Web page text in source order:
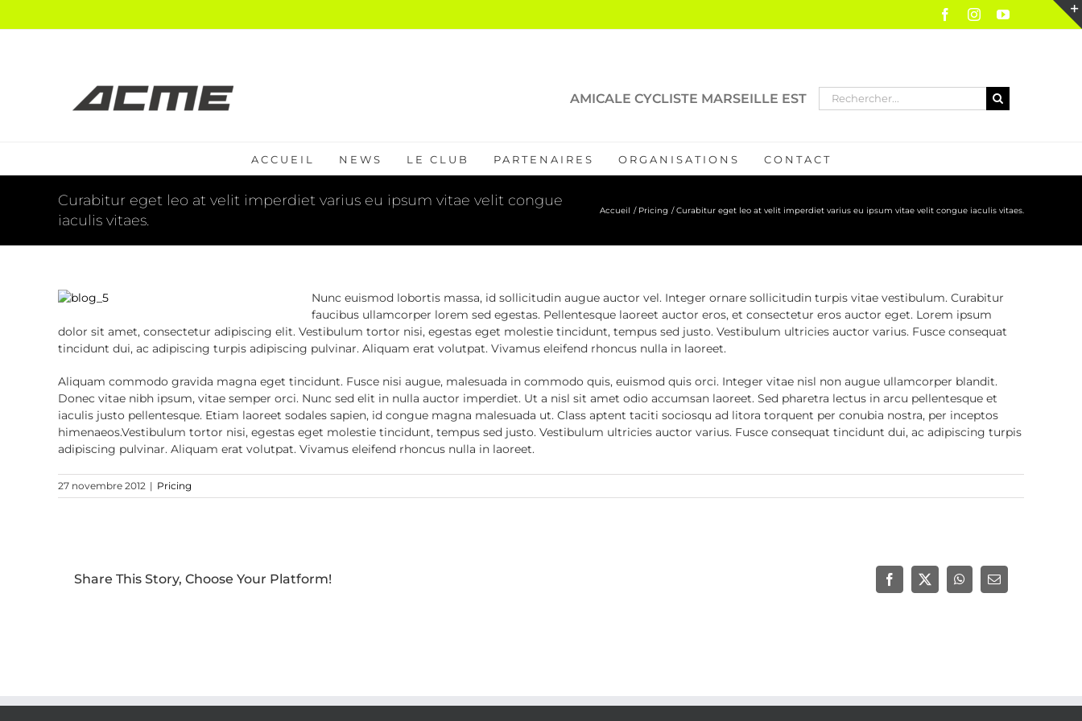
FacebookInstagramYouTube
AMICALE CYCLISTE MARSEILLE EST Rechercher:
ACCUEIL NEWS LE CLUB PARTENAIRES ORGANISATIONS CONTACT
Curabitur eget leo at velit imperdiet varius eu ipsum vitae velit congue
iaculis vitaes.
Accueil Pricing Curabitur eget leo at velit imperdiet varius eu ipsum vitae velit congue iaculis vitaes.
Nunc euismod lobortis massa, id sollicitudin augue auctor vel. Integer ornare sollicitudin turpis vitae vestibulum. Curabitur
faucibus ullamcorper lorem sed egestas. Pellentesque laoreet auctor eros, et consectetur eros auctor eget. Lorem ipsum
dolor sit amet, consectetur adipiscing elit. Vestibulum tortor nisi, egestas eget molestie tincidunt, tempus sed justo. Vestibulum ultricies auctor varius. Fusce consequat
tincidunt dui, ac adipiscing turpis adipiscing pulvinar. Aliquam erat volutpat. Vivamus eleifend rhoncus nulla in laoreet.
Aliquam commodo gravida magna eget tincidunt. Fusce nisi augue, malesuada in commodo quis, euismod quis orci. Integer vitae nisl non augue ullamcorper blandit.
Donec vitae nibh ipsum, vitae semper orci. Nunc sed elit in nulla auctor imperdiet. Ut a nisl sit amet odio accumsan laoreet. Sed pharetra lectus in arcu pellentesque et
iaculis justo pellentesque. Etiam laoreet sodales sapien, id congue magna malesuada ut. Class aptent taciti sociosqu ad litora torquent per conubia nostra, per inceptos
himenaeos.Vestibulum tortor nisi, egestas eget molestie tincidunt, tempus sed justo. Vestibulum ultricies auctor varius. Fusce consequat tincidunt dui, ac adipiscing turpis
adipiscing pulvinar. Aliquam erat volutpat. Vivamus eleifend rhoncus nulla in laoreet.
27 novembre 2012 | Pricing
Share This Story, Choose Your Platform! Facebook
X WhatsApp
Email